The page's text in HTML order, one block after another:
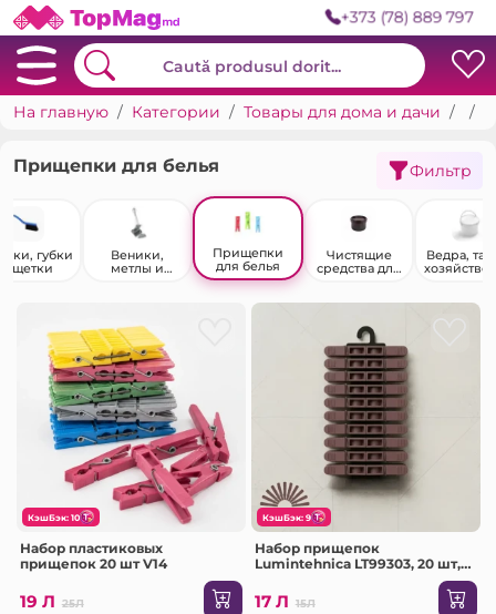
+373 (78) 889 797
На главную Категории Товары для дома и дачи
Прищепки для белья Фильтр
губки
и щетки
Веники,
метлы и
Прищепки
для белья
Чистящие
средства для
Ведра,
КэшБэк: 10
Набор пластиковых
прищепок 20 шт V14
19 Л 25Л
КэшБэк: 9
Набор прищепок
Lumintehnica LT99303, 20 шт, с
металлической пружиной
17 Л 15Л